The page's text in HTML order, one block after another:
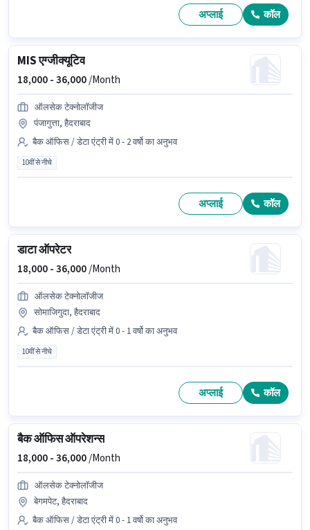
अप्लाई कॉल
MIS एग्जीक्यूटिव
18,000 -36,000/Month
ऑलसेक टेक्नोलॉजीज
पंजागुत्ता, हैदराबाद
बैक ऑफिस / डेटा एंट्री में 0 - 2 वर्षो का अनुभव
10वीं से नीचे
अप्लाई कॉल
डाटा ऑपरेटर
18,000 -36,000/Month
ऑलसेक टेक्नोलॉजीज
सोमाजिगुदा, हैदराबाद
बैक ऑफिस / डेटा एंट्री में 0 - 1 वर्षो का अनुभव
10वीं से नीचे
अप्लाई कॉल
बैक ऑफिस ऑपरेशन्स
18,000 -36,000/Month
ऑलसेक टेक्नोलॉजीज
बेगमपेट, हैदराबाद
बैक ऑफिस / डेटा एंट्री में 0 - 1 वर्षो का अनुभव